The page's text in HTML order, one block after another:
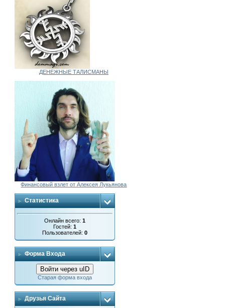
ДЕНЕЖНЫЕ ТАЛИСМАНЫ
Финансовый взлет от Алексея Лукьянова
Статистика
Онлайн всего:1
Гостей:1
Пользователей:0
Форма Входа
Войти через uID
Старая форма входа
Друзья Сайта